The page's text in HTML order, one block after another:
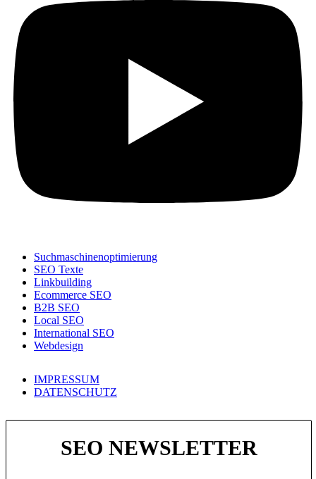
Suchmaschinenoptimierung
SEO Texte
Linkbuilding
Ecommerce SEO
B2B SEO
Local SEO
International SEO
Webdesign
IMPRESSUM
DATENSCHUTZ
SEO NEWSLETTER